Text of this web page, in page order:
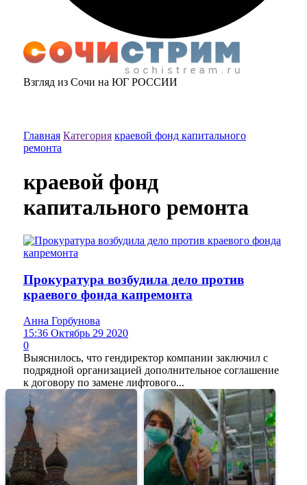
Взгляд из Сочи на ЮГ РОССИИ
Главная Категория краевой фонд капитального
ремонта
краевой фонд
капитального ремонта
Прокуратура возбудила дело против
краевого фонда капремонта
Анна Горбунова
15:36 Октябрь 29 2020
0
Выяснилось, что гендиректор компании заключил с
подрядной организацией дополнительное соглашение
к договору по замене лифтового...